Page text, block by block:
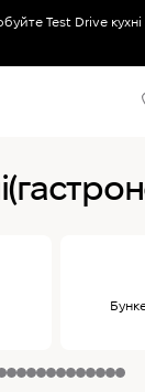
Test Drive